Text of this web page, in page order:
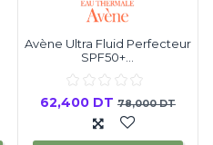
Avène Ultra Fluid Perfecteur
SPF50+...
62,400 DT 78,000 DT